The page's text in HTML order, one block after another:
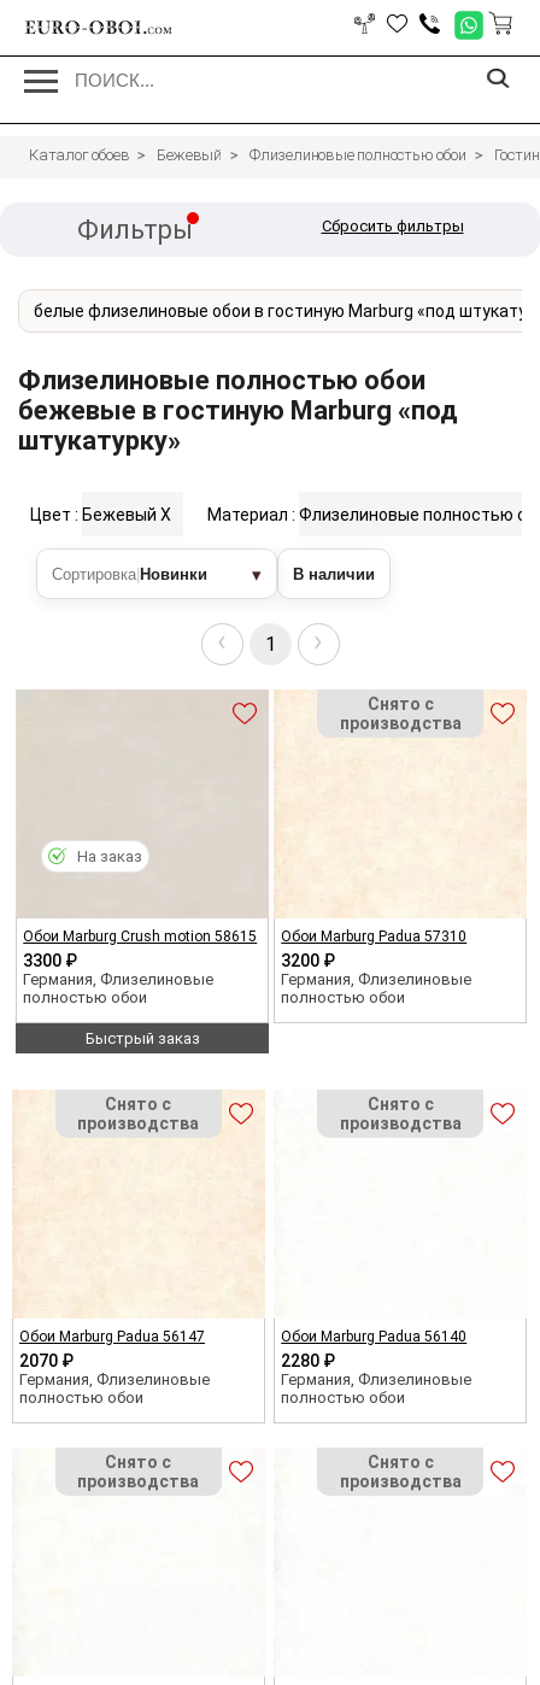
EURO-OBOI.com
Каталог обоев Бежевый Флизелиновые полностью обои
Фильтры Сбросить фильтры
белые флизелиновые обои в гостиную Marburg «под
Флизелиновые полностью обои
бежевые в гостиную Marburg «под
штукатурку»
Цвет : Бежевый X Материал : Флизелиновые полностью
Сортировка|Новинки ▾ В наличии
‹ 1 ›
Обои Marburg Crush motion 58615
3300 ₽
Германия, Флизелиновые
полностью обои
Быстрый заказ
На заказ
Обои Marburg Padua 57310
3200 ₽
Германия, Флизелиновые
полностью обои
Обои Marburg Padua 56147
2070 ₽
Германия, Флизелиновые
полностью обои
Обои Marburg Padua 56140
2280 ₽
Германия, Флизелиновые
полностью обои